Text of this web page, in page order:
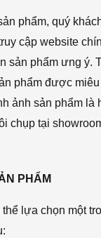
phẩm, quý
cập website
sản phẩm ưng ý.
phẩm được
ảnh sản phẩm là
chụp tại
PHẨM
thể lựa chọn một